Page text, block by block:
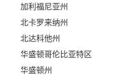
加利福尼亚州
北卡罗来纳州
北达科他州
华盛顿哥伦比亚特区
华盛顿州